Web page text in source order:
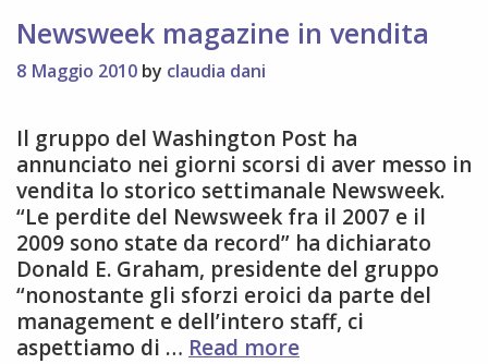
Newsweek magazine in vendita
8 Maggio 2010 by claudia dani
Il gruppo del Washington Post ha
annunciato nei giorni scorsi di aver messo in
vendita lo storico settimanale Newsweek.
“Le perdite del Newsweek fra il 2007 e il
2009 sono state da record” ha dichiarato
Donald E. Graham, presidente del gruppo
“nonostante gli sforzi eroici da parte del
management e dell’intero staff, ci
aspettiamo di … Read moreNewsweek